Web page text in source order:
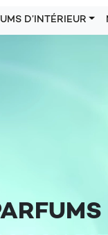
D’INTÉRIEUR